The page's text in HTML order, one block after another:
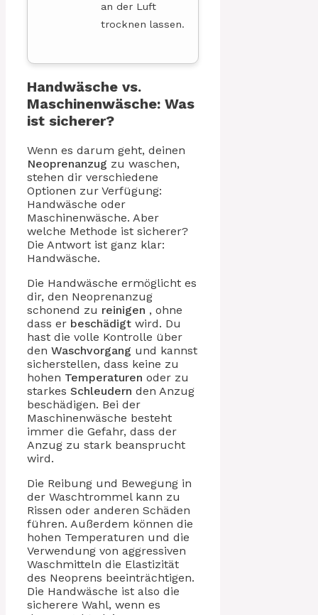
an der Luft
trocknen lassen.
Handwäsche vs.
Maschinenwäsche: Was
ist sicherer?
Wenn es darum geht, deinen
Neoprenanzug zu waschen,
stehen dir verschiedene
Optionen zur Verfügung:
Handwäsche oder
Maschinenwäsche. Aber
welche Methode ist sicherer?
Die Antwort ist ganz klar:
Handwäsche.
Die Handwäsche ermöglicht es
dir, den Neoprenanzug
schonend zu reinigen , ohne
dass er beschädigt wird. Du
hast die volle Kontrolle über
den Waschvorgang und kannst
sicherstellen, dass keine zu
hohen Temperaturen oder zu
starkes Schleudern den Anzug
beschädigen. Bei der
Maschinenwäsche besteht
immer die Gefahr, dass der
Anzug zu stark beansprucht
wird.
Die Reibung und Bewegung in
der Waschtrommel kann zu
Rissen oder anderen Schäden
führen. Außerdem können die
hohen Temperaturen und die
Verwendung von aggressiven
Waschmitteln die Elastizität
des Neoprens beeinträchtigen.
Die Handwäsche ist also die
sicherere Wahl, wenn es